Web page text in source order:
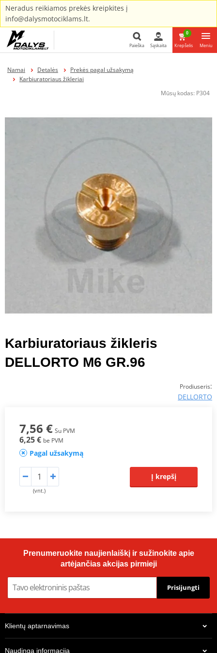
Neradus reikiamos prekės kreipkites į
info@dalysmotociklams.lt.
Paieška Sąskaita
0
Krepšelis Meniu
Namai Detalės
Prekės pagal užsakymą
Karbiuratoriaus žikleriai
Mūsų kodas: P304
Karbiuratoriaus žikleris
DELLORTO M6 GR.96
Prodiuseris:
DELLORTO
7,56 € Su PVM
6,25 € be PVM
Pagal užsakymą
(vnt.)
Į krepšį
Prenumeruokite naujienlaiškį ir sužinokite apie
artėjančias akcijas pirmieji
Prisijungti
Klientų aptarnavimas
Naudinga informacija